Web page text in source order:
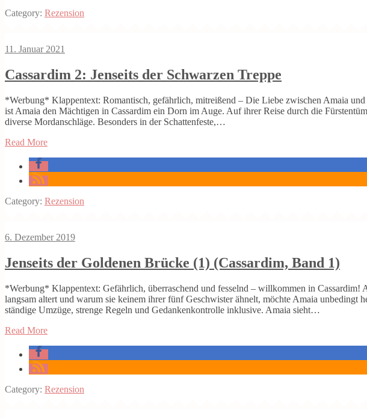
Category: Rezension
11. Januar 2021
Cassardim 2: Jenseits der Schwarzen Treppe
*Werbung* Klappentext: Romantisch, gefährlich, mitreißend – Die Liebe zwischen Amaia
ist Amaia den Mächtigen in Cassardim ein Dorn im Auge. Auf ihrer Reise durch die
diverse Mordanschläge. Besonders in der Schattenfeste,…
Read More
Category: Rezension
6. Dezember 2019
Jenseits der Goldenen Brücke (1) (Cassardim, Band 1)
*Werbung* Klappentext: Gefährlich, überraschend und fesselnd – willkommen in Cassardim!
langsam altert und warum sie keinem ihrer fünf Geschwister ähnelt, möchte Amaia unbedingt
ständige Umzüge, strenge Regeln und Gedankenkontrolle inklusive. Amaia sieht…
Read More
Category: Rezension